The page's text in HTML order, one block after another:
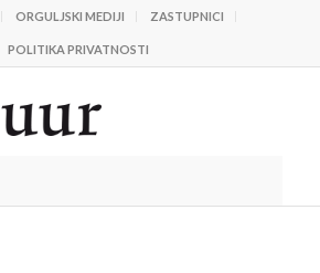
ORGULJSKI MEDIJI ZASTUPNICI
POLITIKA PRIVATNOSTI